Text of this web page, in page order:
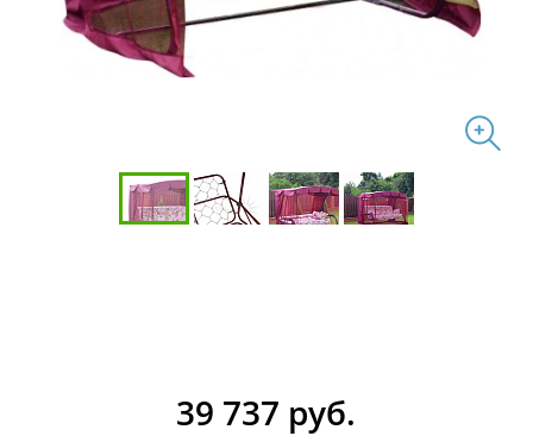
39 737 руб.